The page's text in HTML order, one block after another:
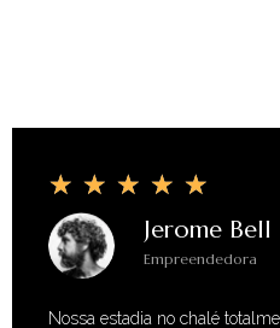
Jerome Bell
★ ★ ★ ★ ★
Empreendedora
Nossa estadia no chalé